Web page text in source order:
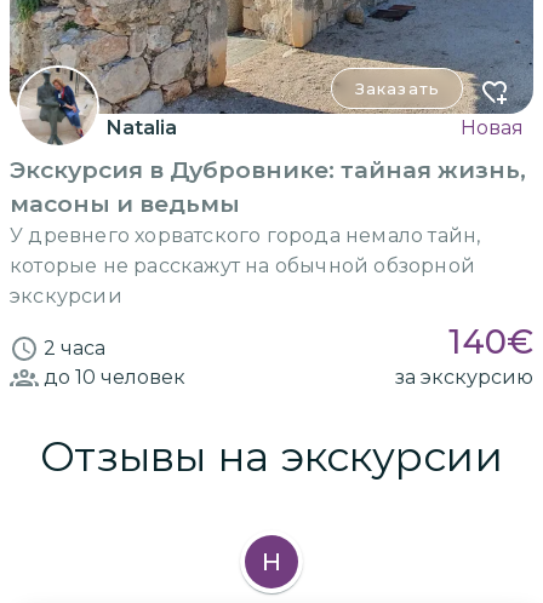
Заказать
Natalia Новая
Экскурсия в Дубровнике: тайная жизнь,
масоны и ведьмы
У древнего хорватского города немало тайн,
которые не расскажут на обычной обзорной
экскурсии
2 часа 140€
до 10 человек за экскурсию
Отзывы на экскурсии
Н